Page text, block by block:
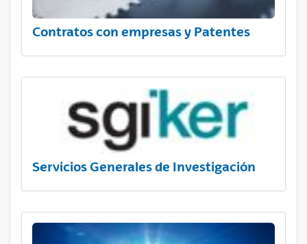
Contratos con empresas y Patentes
Servicios Generales de Investigación